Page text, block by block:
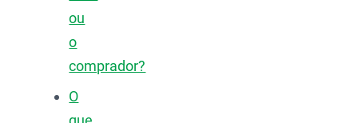
ou
o
comprador?
O